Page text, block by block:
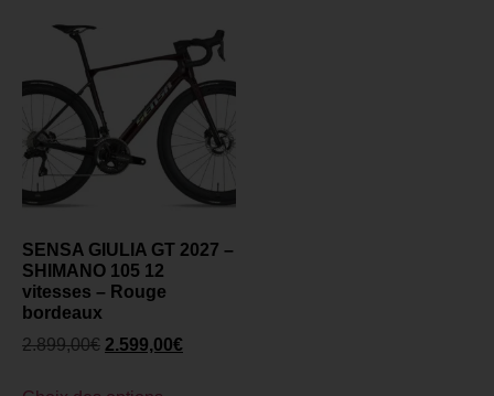
SENSA GIULIA GT 2027 –
SHIMANO 105 12
vitesses – Rouge
bordeaux
2.899,00€ 2.599,00€